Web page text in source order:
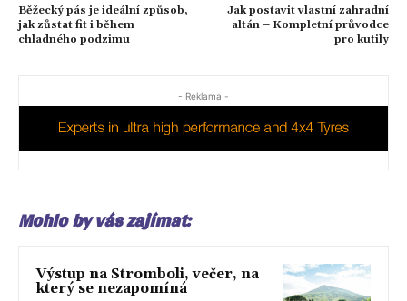
Běžecký pás je ideální způsob,
jak zůstat fit i během
chladného podzimu
Jak postavit vlastní zahradní
altán – Kompletní průvodce
pro kutily
- Reklama -
Mohlo by vás zajímat:
Výstup na Stromboli, večer, na
který se nezapomíná